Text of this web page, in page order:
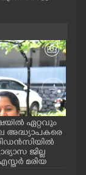
ഏറ്റവും
അദ്ധ്യാപകരെ
ജില്ല
മരിയ